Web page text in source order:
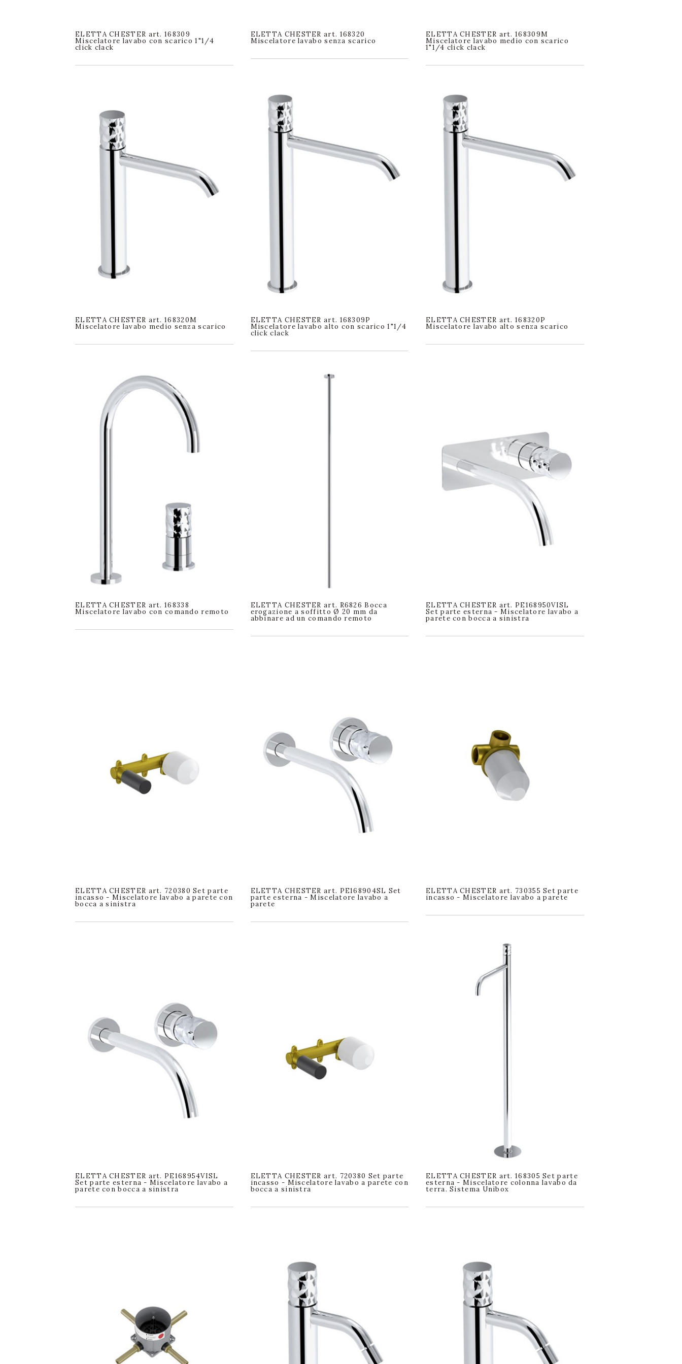
ELETTA CHESTER art. 168309
Miscelatore lavabo con scarico 1"1/4
click clack
ELETTA CHESTER art. 168320
Miscelatore lavabo senza scarico
ELETTA CHESTER art. 168309M
Miscelatore lavabo medio con scarico
1"1/4 click clack
ELETTA CHESTER art. 168320M
Miscelatore lavabo medio senza scarico
ELETTA CHESTER art. 168309P
Miscelatore lavabo alto con scarico 1"1/4
click clack
ELETTA CHESTER art. 168320P
Miscelatore lavabo alto senza scarico
ELETTA CHESTER art. 168338
Miscelatore lavabo con comando remoto
ELETTA CHESTER art. R6826 Bocca
erogazione a soffitto Ø 20 mm da
abbinare ad un comando remoto
ELETTA CHESTER art. PE168950VISL
Set parte esterna - Miscelatore lavabo a
parete con bocca a sinistra
ELETTA CHESTER art. 720380 Set parte
incasso - Miscelatore lavabo a parete con
bocca a sinistra
ELETTA CHESTER art. PE168904SL Set
parte esterna - Miscelatore lavabo a
parete
ELETTA CHESTER art. 730355 Set parte
incasso - Miscelatore lavabo a parete
ELETTA CHESTER art. PE168954VISL
Set parte esterna - Miscelatore lavabo a
parete con bocca a sinistra
ELETTA CHESTER art. 720380 Set parte
incasso - Miscelatore lavabo a parete con
bocca a sinistra
ELETTA CHESTER art. 168305 Set parte
esterna - Miscelatore colonna lavabo da
terra. Sistema Unibox